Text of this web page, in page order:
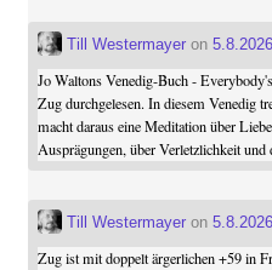
Till Westermayeron
Jo Waltons Venedig-Buch -
Zug durchgelesen. In diesem Venedig
macht daraus eine Meditation über
Ausprägungen, über Verletzlichkeit und
Till Westermayeron
Zug ist mit doppelt ärgerlichen +59 in